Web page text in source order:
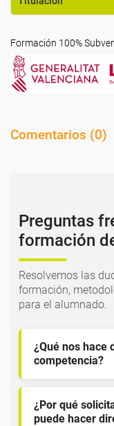
Formación 100%
Comentarios (0)
Preguntas
formación
Resolvemos las
formación,
para el alumnado.
¿Qué nos hace
competencia?
¿Por qué
puede hacer